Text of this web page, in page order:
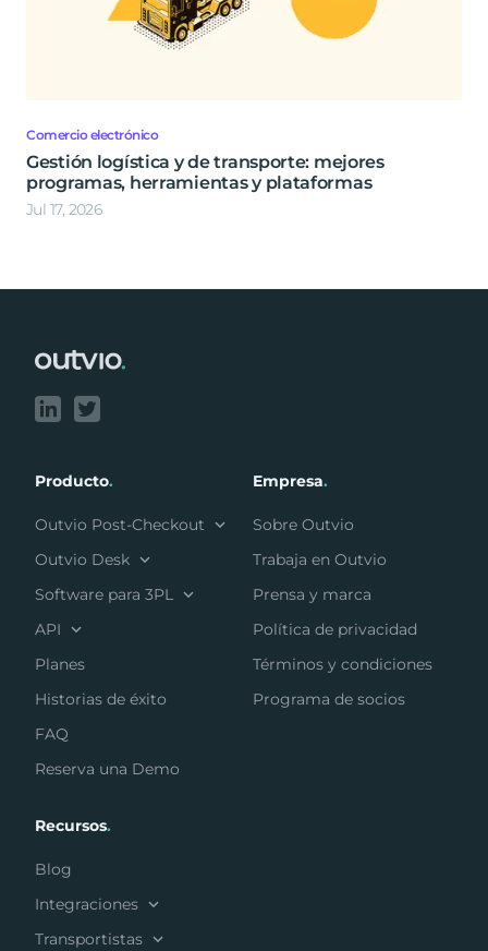
Comercio electrónico
Gestión logística y de transporte: mejores
programas, herramientas y plataformas
Jul 17, 2026
Producto.
Outvio Post-Checkout
Outvio Desk
Software para 3PL
API
Planes
Historias de éxito
FAQ
Reserva una Demo
Empresa.
Sobre Outvio
Trabaja en Outvio
Prensa y marca
Política de privacidad
Términos y condiciones
Programa de socios
Recursos.
Blog
Integraciones
Transportistas